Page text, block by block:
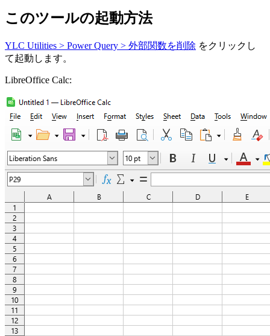
このツールの起動方法
YLC Utilities > Power Query > 外部関数を削除 をクリックし
て起動します。
LibreOffice Calc: